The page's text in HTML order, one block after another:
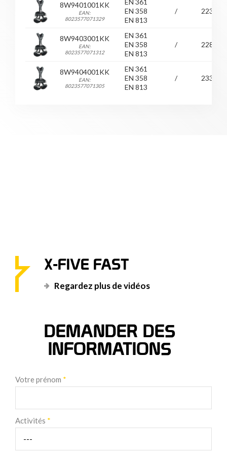
8W9401001KK
EAN:
8023577071329
EN 358
EN 813
/ 2230
8W9403001KK
EAN:
8023577071312
EN 361
EN 358
EN 813
/ 2280
8W9404001KK
EAN:
8023577071305
EN 361
EN 358
EN 813
/ 2330
X-FIVE FAST
Regardez plus de vidéos
DEMANDER DES
INFORMATIONS
Votre prénom *
Activités *